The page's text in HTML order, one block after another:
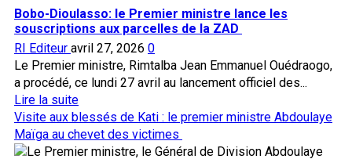
Bobo-Dioulasso: le Premier ministre lance les
souscriptions aux parcelles de la ZAD
RI Editeur avril 27, 2026 0
Le Premier ministre, Rimtalba Jean Emmanuel Ouédraogo,
a procédé, ce lundi 27 avril au lancement officiel des...
Lire la suiteEn
savoir
plus
sur
Visite aux blessés de Kati : le premier ministre Abdoulaye
Maïga au chevet des victimes